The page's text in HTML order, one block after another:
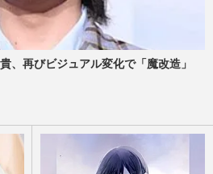
、再びビジュアル変化で「魔改造」